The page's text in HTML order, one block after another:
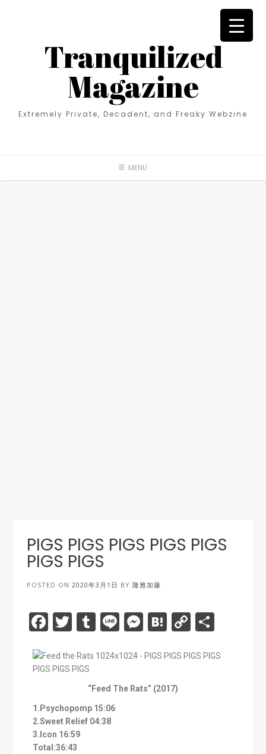
Tranquilized
Magazine
Extremely Private, Decadent, and Freaky Webzine
MENU
PIGS PIGS PIGS PIGS PIGS
PIGS PIGS
POSTED ON 2020年3月1日 BY 隆雅加藤
Facebook
Twitter
Tumblr
LineMessenger
Hatena
Copy
“Feed The Rats” (2017)
1.Psychopomp 15:06
2.Sweet Relief 04:38
3.Icon 16:59
Total:36:43